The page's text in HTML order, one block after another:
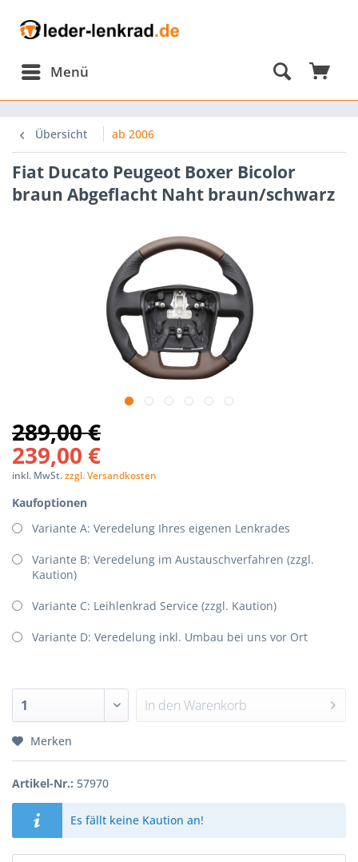
Menü
Übersicht ab 2006
Fiat Ducato Peugeot Boxer Bicolor
braun Abgeflacht Naht braun/schwarz
289,00 €
239,00 €
inkl. MwSt.zzgl. Versandkosten
Kaufoptionen
Variante A: Veredelung Ihres eigenen Lenkrades
Variante B: Veredelung im Austauschverfahren (zzgl.
Kaution)
Variante C: Leihlenkrad Service (zzgl. Kaution)
Variante D: Veredelung inkl. Umbau bei uns vor Ort
In den Warenkorb
Merken
Artikel-Nr.: 57970
Es fällt keine Kaution an!